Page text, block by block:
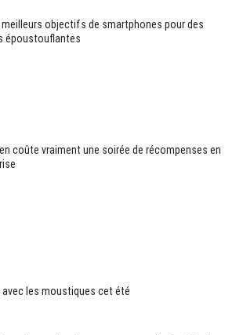
meilleurs objectifs de smartphones pour des
époustouflantes
coûte vraiment une soirée de récompenses en
avec les moustiques cet été